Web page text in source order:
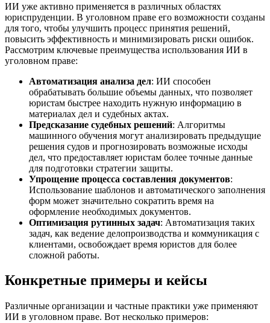
ИИ уже активно применяется в различных областях
юриспруденции. В уголовном праве его возможности созданы
для того, чтобы улучшить процесс принятия решений,
повысить эффективность и минимизировать риски ошибок.
Рассмотрим ключевые преимущества использования ИИ в
уголовном праве:
Автоматизация анализа дел: ИИ способен
обрабатывать большие объемы данных, что позволяет
юристам быстрее находить нужную информацию в
материалах дел и судебных актах.
Предсказание судебных решений: Алгоритмы
машинного обучения могут анализировать предыдущие
решения судов и прогнозировать возможные исходы
дел, что предоставляет юристам более точные данные
для подготовки стратегии защиты.
Упрощение процесса составления документов:
Использование шаблонов и автоматического заполнения
форм может значительно сократить время на
оформление необходимых документов.
Оптимизация рутинных задач: Автоматизация таких
задач, как ведение делопроизводства и коммуникация с
клиентами, освобождает время юристов для более
сложной работы.
Конкретные примеры и кейсы
Различные организации и частные практики уже применяют
ИИ в уголовном праве. Вот несколько примеров: